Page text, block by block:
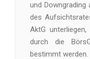
und
des
AktG
durch die
bestimmt werden.